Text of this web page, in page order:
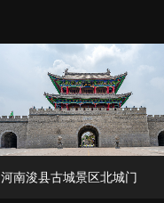
河南浚县古城景区北城门